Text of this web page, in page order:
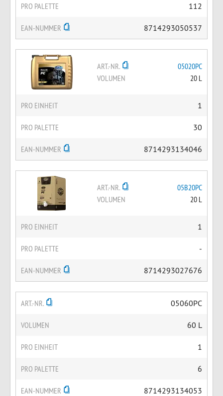
PRO PALETTE 112
EAN-NUMMER 8714293050537
ART.-NR.
05020PC
VOLUMEN
20 L
PRO EINHEIT 1
PRO PALETTE 30
EAN-NUMMER 8714293134046
ART.-NR.
05B20PC
VOLUMEN
20 L
PRO EINHEIT 1
PRO PALETTE -
EAN-NUMMER 8714293027676
ART.-NR. 05060PC
VOLUMEN 60 L
PRO EINHEIT 1
PRO PALETTE 6
EAN-NUMMER 8714293134053